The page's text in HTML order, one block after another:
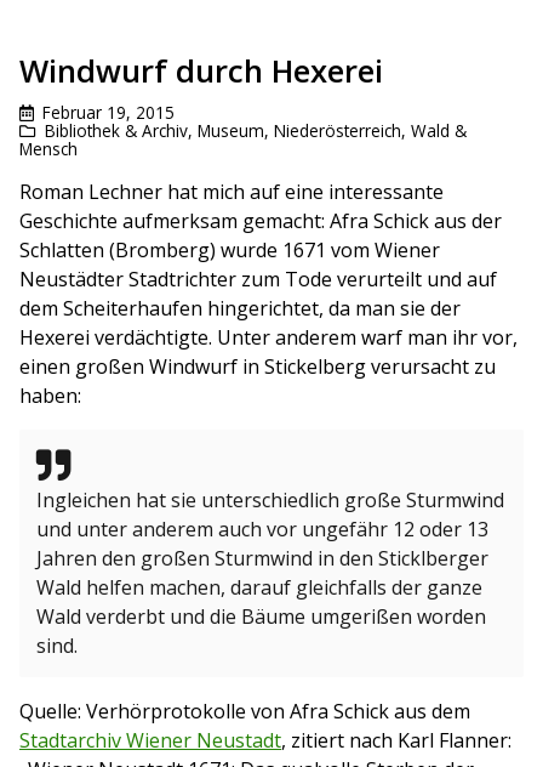
Windwurf durch Hexerei
Februar 19, 2015
Bibliothek & Archiv, Museum, Niederösterreich, Wald &
Mensch
Roman Lechner hat mich auf eine interessante
Geschichte aufmerksam gemacht: Afra Schick aus der
Schlatten (Bromberg) wurde 1671 vom Wiener
Neustädter Stadtrichter zum Tode verurteilt und auf
dem Scheiterhaufen hingerichtet, da man sie der
Hexerei verdächtigte. Unter anderem warf man ihr vor,
einen großen Windwurf in Stickelberg verursacht zu
haben:
Ingleichen hat sie unterschiedlich große Sturmwind
und unter anderem auch vor ungefähr 12 oder 13
Jahren den großen Sturmwind in den Sticklberger
Wald helfen machen, darauf gleichfalls der ganze
Wald verderbt und die Bäume umgerißen worden
sind.
Quelle: Verhörprotokolle von Afra Schick aus dem
Stadtarchiv Wiener Neustadt, zitiert nach Karl Flanner: